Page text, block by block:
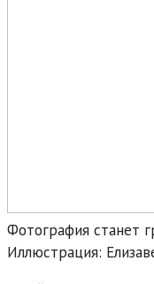
Фотография станет
Иллюстрация: